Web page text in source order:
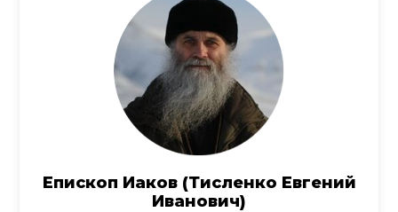
Епископ Иаков (Тисленко Евгений
Иванович)